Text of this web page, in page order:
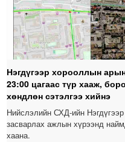
Нэгдүгээр хорооллын
23:00 цагаас түр хааж,
хөндлөн сэтэлгээ хийнэ
Нийслэлийн СХД-ийн
засварлах ажлын хүрээнд
хаана.